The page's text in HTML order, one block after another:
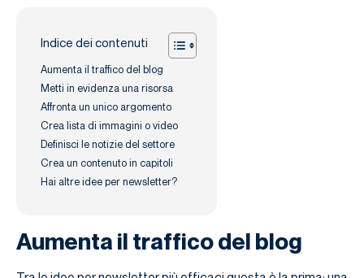
Indice dei contenuti
Aumenta il traffico del blog
Metti in evidenza una risorsa
Affronta un unico argomento
Crea lista di immagini o video
Definisci le notizie del settore
Crea un contenuto in capitoli
Hai altre idee per newsletter?
Aumenta il traffico del blog